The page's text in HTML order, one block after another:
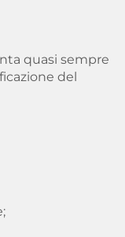
quasi sempre
del